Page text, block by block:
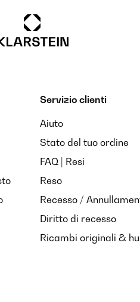
Servizio clienti
Aiuto
Stato del tuo ordine
FAQ | Resi
Reso
Recesso /
Diritto di recesso
Ricambi originali &